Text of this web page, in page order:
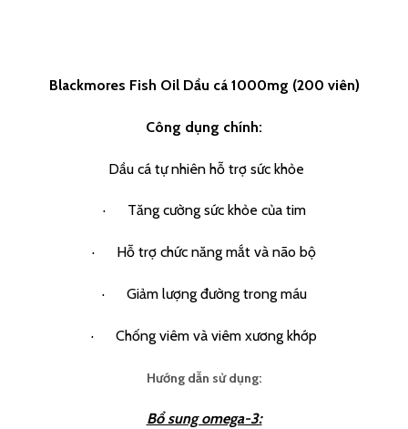
Blackmores Fish Oil Dầu cá 1000mg (200 viên)
Công dụng chính:
Dầu cá tự nhiên hỗ trợ sức khỏe
· Tăng cường sức khỏe của tim
· Hỗ trợ chức năng mắt và não bộ
· Giảm lượng đường trong máu
· Chống viêm và viêm xương khớp
Hướng dẫn sử dụng:
Bổ sung omega-3: